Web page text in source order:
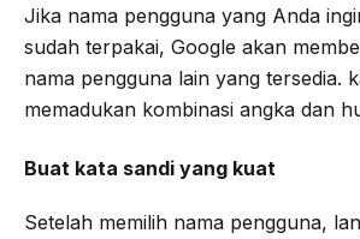
Jika nama pengguna yang Anda
sudah terpakai, Google akan
nama pengguna lain yang tersedia.
memadukan kombinasi angka dan
Buat kata sandi yang kuat
Setelah memilih nama pengguna,